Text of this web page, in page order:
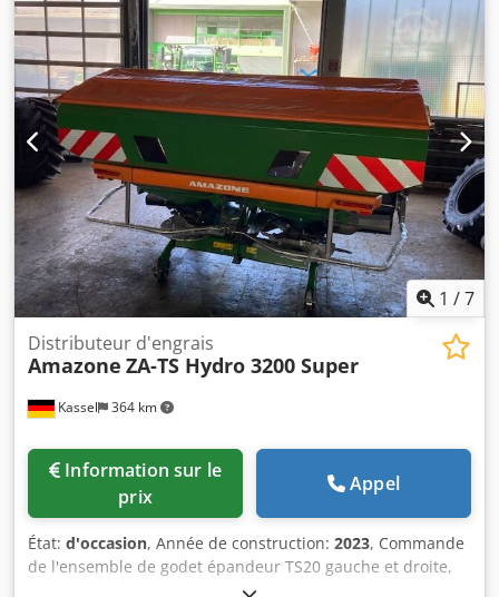
1 /7
Kassel 364 km
Distributeur d'engrais
Amazone ZA-TS Hydro 3200 Super
prix
Appel
État: d'occasion, Année de construction: 2023, Commande
de l'ensemble de godet épandeur TS20 gauche et droite,
entraînement hydraulique gauche et droite avec Auto TS /